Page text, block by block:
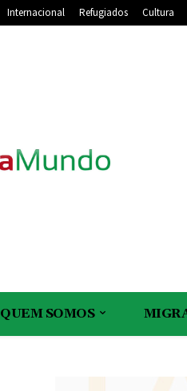
Internacional Refugiados Cultura
QUEM SOMOS